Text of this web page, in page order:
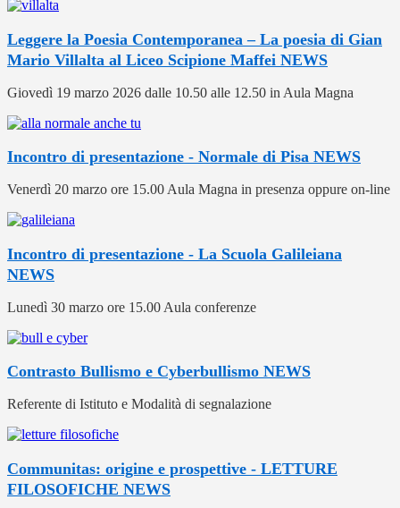
Leggere la Poesia Contemporanea – La poesia di Gian
Mario Villalta al Liceo Scipione Maffei NEWS
Giovedì 19 marzo 2026 dalle 10.50 alle 12.50 in Aula Magna
Incontro di presentazione - Normale di Pisa NEWS
Venerdì 20 marzo ore 15.00 Aula Magna in presenza oppure on-line
Incontro di presentazione - La Scuola Galileiana
NEWS
Lunedì 30 marzo ore 15.00 Aula conferenze
Contrasto Bullismo e Cyberbullismo NEWS
Referente di Istituto e Modalità di segnalazione
Communitas: origine e prospettive - LETTURE
FILOSOFICHE NEWS